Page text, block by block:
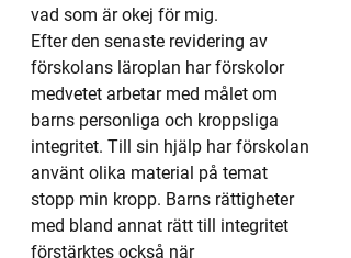
vad som är okej för mig.
Efter den senaste revidering av
förskolans läroplan har förskolor
medvetet arbetar med målet om
barns personliga och kroppsliga
integritet. Till sin hjälp har förskolan
använt olika material på temat
stopp min kropp. Barns rättigheter
med bland annat rätt till integritet
förstärktes också när